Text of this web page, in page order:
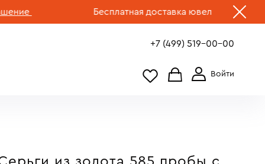
Бесплатная доставка ювелирных изделий
+7 (499) 519-00-00